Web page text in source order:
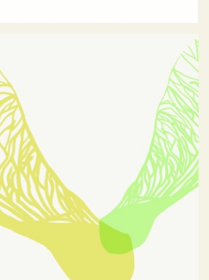
Kunstverleners
Portfolio